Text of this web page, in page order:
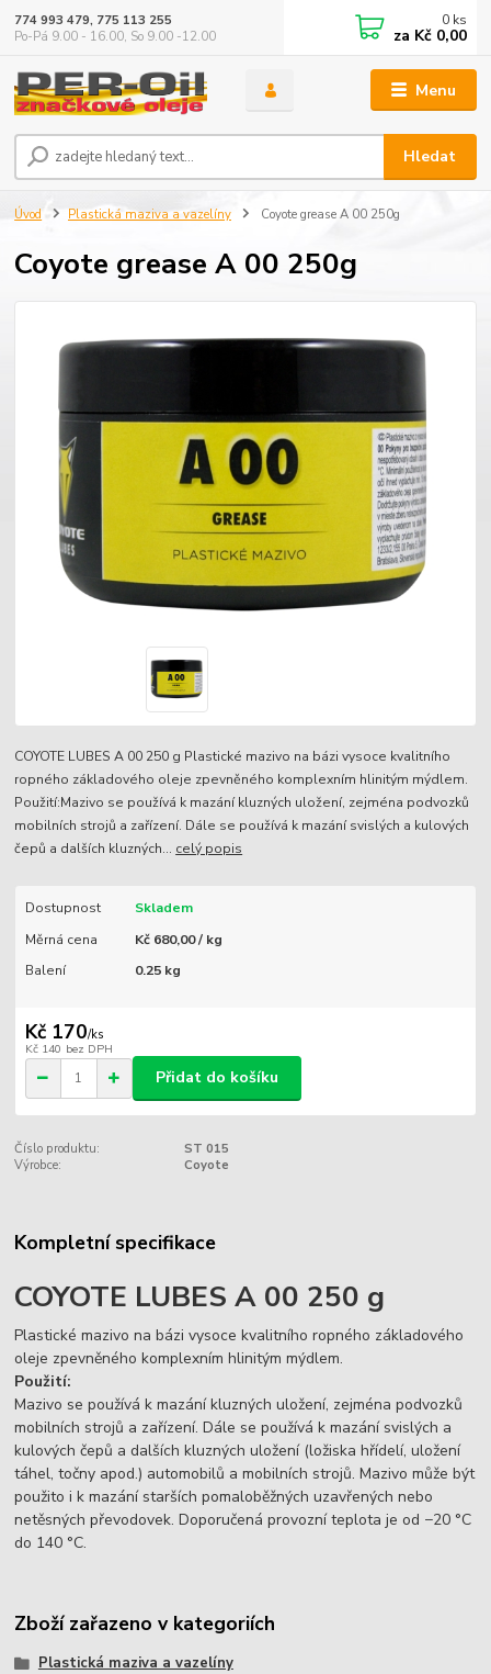
Menu
Hledat
774 993 479, 775 113 255
Po-Pá 9.00 - 16.00, So 9.00 -12.00
0 ks
za Kč 0,00
Úvod Plastická maziva a vazelíny Coyote grease A 00 250g
Coyote grease A 00 250g
COYOTE LUBES A 00 250 g Plastické mazivo na bázi vysoce kvalitního
ropného základového oleje zpevněného komplexním hlinitým mýdlem.
Použití:Mazivo se používá k mazání kluzných uložení, zejména podvozků
mobilních strojů a zařízení. Dále se používá k mazání svislých a kulových
čepů a dalších kluzných... celý popis
Dostupnost
Skladem
Měrná cena
Kč 680,00 / kg
Balení
0.25 kg
Kč 170/ks
Kč 140 bez DPH
Přidat do košíku
Číslo produktu:
ST 015
Výrobce:
Coyote
Kompletní specifikace
COYOTE LUBES A 00 250 g
Plastické mazivo na bázi vysoce kvalitního ropného základového
oleje zpevněného komplexním hlinitým mýdlem.
Použití:
Mazivo se používá k mazání kluzných uložení, zejména podvozků
mobilních strojů a zařízení. Dále se používá k mazání svislých a
kulových čepů a dalších kluzných uložení (ložiska hřídelí, uložení
táhel, točny apod.) automobilů a mobilních strojů. Mazivo může být
použito i k mazání starších pomaloběžných uzavřených nebo
netěsných převodovek. Doporučená provozní teplota je od −20 °C
do 140 °C.
Zboží zařazeno v kategoriích
Plastická maziva a vazelíny